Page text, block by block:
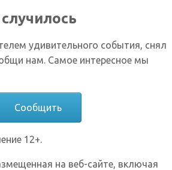
удивительного события, снял
нам. Самое интересное мы
Сообщить
12+.
на веб-сайте, включая